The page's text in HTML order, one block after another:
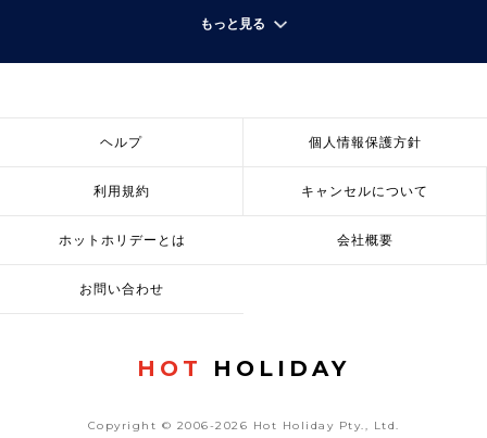
もっと見る
ヘルプ 個人情報保護方針
利用規約 キャンセルについて
ホットホリデーとは 会社概要
お問い合わせ
HOT HOLIDAY
Copyright © 2006-2026 Hot Holiday Pty., Ltd.